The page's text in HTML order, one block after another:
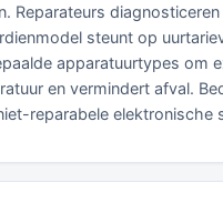
Reparateurs
steunt op
apparatuurtypes om
en vermindert afval.
reparabele elektronische